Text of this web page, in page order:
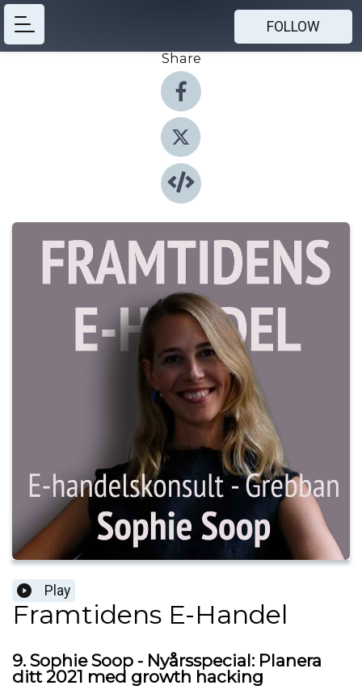
FOLLOW
Share
Play
Framtidens E-Handel
9. Sophie Soop - Nyårsspecial: Planera
ditt 2021 med growth hacking